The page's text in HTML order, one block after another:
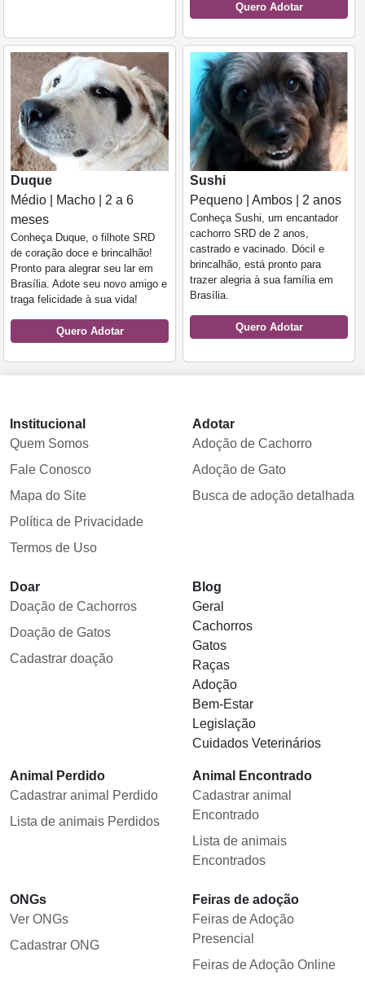
Quero Adotar
Duque
Médio | Macho | 2 a 6
meses
Conheça Duque, o filhote SRD
de coração doce e brincalhão!
Pronto para alegrar seu lar em
Brasília. Adote seu novo amigo e
traga felicidade à sua vida!
Quero Adotar
Sushi
Pequeno | Ambos | 2 anos
Conheça Sushi, um encantador
cachorro SRD de 2 anos,
castrado e vacinado. Dócil e
brincalhão, está pronto para
trazer alegria à sua família em
Brasília.
Quero Adotar
Institucional
Quem Somos
Fale Conosco
Mapa do Site
Política de Privacidade
Termos de Uso
Adotar
Adoção de Cachorro
Adoção de Gato
Busca de adoção detalhada
Doar
Doação de Cachorros
Doação de Gatos
Cadastrar doação
Blog
Geral
Cachorros
Gatos
Raças
Adoção
Bem-Estar
Legislação
Cuidados Veterinários
Animal Perdido
Cadastrar animal Perdido
Lista de animais Perdidos
Animal Encontrado
Cadastrar animal
Encontrado
Lista de animais
Encontrados
ONGs
Ver ONGs
Cadastrar ONG
Feiras de adoção
Feiras de Adoção
Presencial
Feiras de Adoção Online